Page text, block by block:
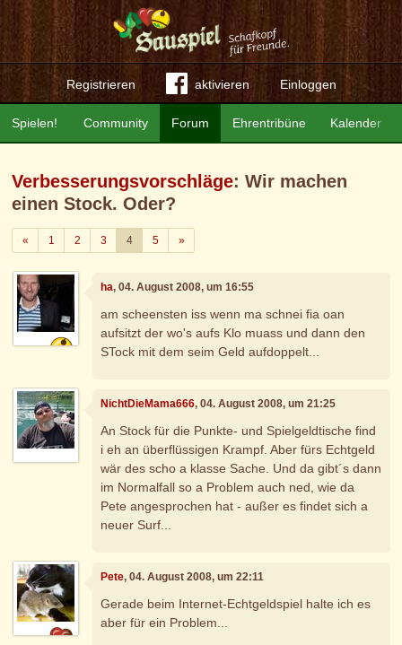
Registrieren aktivieren Einloggen
Community Forum Ehrentribüne Kalender
Spielen!
Verbesserungsvorschläge: Wir machen
einen Stock. Oder?
«Zurück
1 2 3 4 5 »Weiter
ha, 04. August 2008, um 16:55
am scheensten iss wenn ma schnei fia oan
aufsitzt der wo's aufs Klo muass und dann den
STock mit dem seim Geld aufdoppelt...
NichtDieMama666, 04. August 2008, um 21:25
An Stock für die Punkte- und Spielgeldtische find
i eh an überflüssigen Krampf. Aber fürs Echtgeld
wär des scho a klasse Sache. Und da gibt´s dann
im Normalfall so a Problem auch ned, wie da
Pete angesprochen hat - außer es findet sich a
neuer Surf...
Pete, 04. August 2008, um 22:11
Gerade beim Internet-Echtgeldspiel halte ich es
aber für ein Problem...